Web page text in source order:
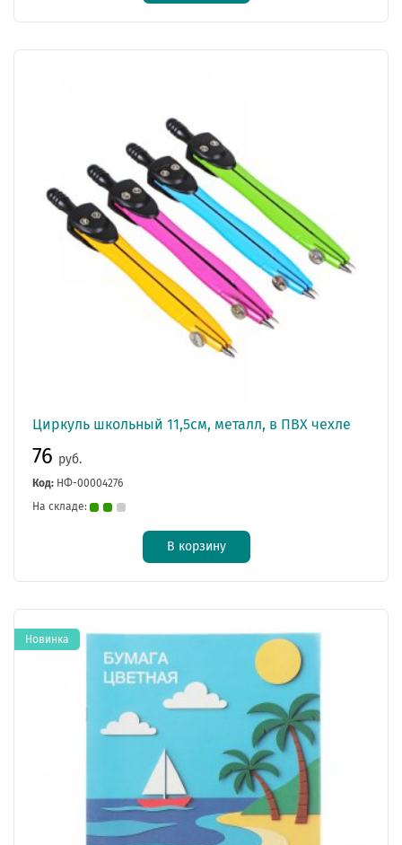
Циркуль школьный 11,5см, металл, в ПВХ чехле
76 руб.
Код: НФ-00004276
На складе:
В корзину
Новинка